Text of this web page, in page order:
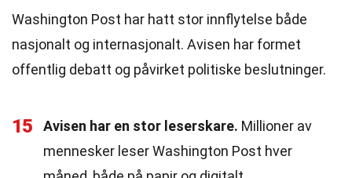
Washington Post har hatt stor innflytelse både
nasjonalt og internasjonalt. Avisen har formet
offentlig debatt og påvirket politiske beslutninger.
15 Avisen har en stor leserskare. Millioner av
mennesker leser Washington Post hver